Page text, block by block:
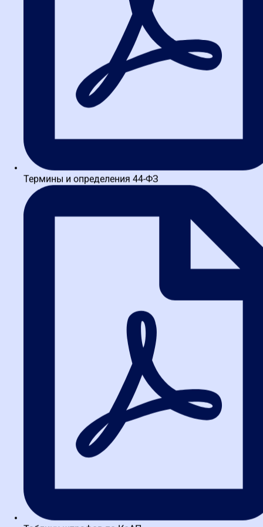
подпишите их электронной подписью и ожидайте
подтверждения от заказчика. Обычно это занимает до 24 часов,
но в 2026 сроки могут сокращаться благодаря оптимизации
Профессиональные
рекомендации
При работе с электронным актом приёмки учитывайте нюансы.
КС-3 остаётся на основном уровне. Это упрощает восприятие
для заказчика и снижает риски ошибок. Следите за
обновлениями форматов, так как в 2026 стандарты могут
меняться. При проблемах обращайтесь в поддержку ЕИС по
телефону 8-800-333-54-54. Кроме того, адаптация к местным
правилам важна по всей России — регулярно проверяйте
региональные порталы, чтобы избежать несоответствий.
Электронный акт приёмки становится ещё удобнее при
использовании мобильных решений, что особенно ценно для
Перспективы развития
Электронный акт приёмки — это лишь начало цифровой
трансформации закупок. Уже сейчас по всей России компании
отмечают снижение издержек и рост дисциплины партнёров. В
будущем ожидается интеграция с другими государственными
системами, что ускорит процедуры и повысит надёжность.
Активное внедрение таких решений по всей России способствует
прозрачности и укрепляет доверие к бизнес-процессам. Следуя
рекомендациям, вы сможете максимизировать преимущества
электронного акта приёмки, делая документооборот
эффективным и современным.
Об авторе
Термины и определения 44-ФЗ